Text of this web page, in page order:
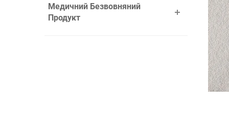
Медичний Безвовняний
Продукт